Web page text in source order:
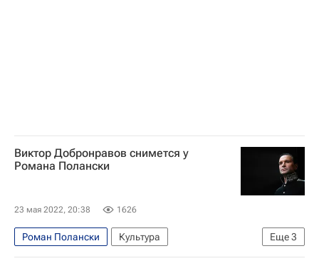
Виктор Добронравов снимется у
Романа Полански
23 мая 2022, 20:38 1626
Еще3
Роман Полански
Культура
Новости культуры
Виктор Добронравов